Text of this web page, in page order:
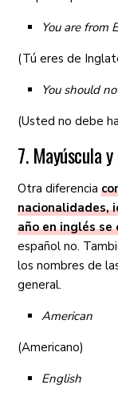
You are from
(Tú eres de
You should
(Usted no debe
7. Mayúscula
Otra diferencia
nacionalidades,
año en inglés se
español no.
los nombres de
general.
American
(Americano)
English